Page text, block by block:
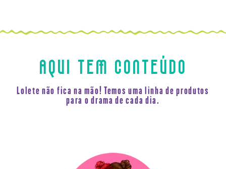
AQUI TEM CONTEÚDO
Lolete não fica na mão! Temos uma linha de produtos
para o drama de cada dia.